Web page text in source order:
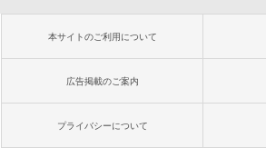
本サイトのご利用について
広告掲載のご案内
プライバシーについて